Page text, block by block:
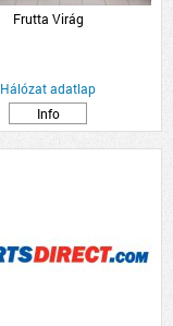
Frutta Virág
Hálózat adatlap
Info